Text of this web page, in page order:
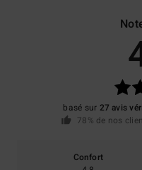
basé sur 27 avis
78% de nos
Confort